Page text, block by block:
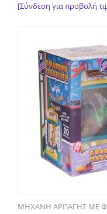
[Σύνδεση για προβολή
ΜΗΧΑΝΗ ΑΡΠΑΓΗΣ ΜΕ